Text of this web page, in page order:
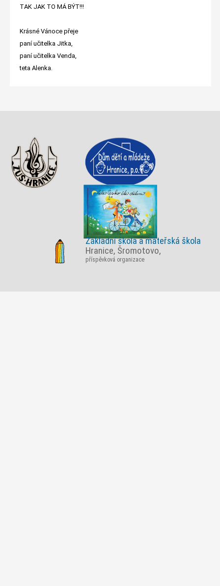
TAK JAK TO MÁ BÝT!!!
Krásné Vánoce přeje
paní učitelka Jitka,
paní učitelka Venda,
teta Alenka.
Základní škola a mateřská škola
Hranice, Šromotovo,
příspěvková organizace